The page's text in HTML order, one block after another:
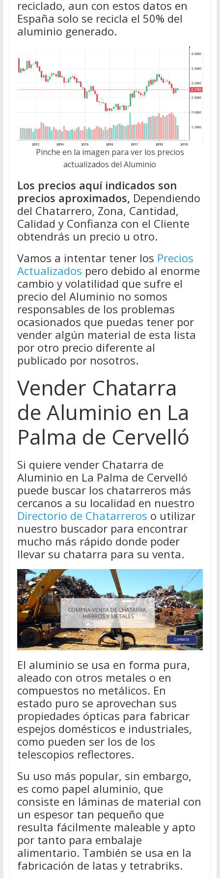
reciclado, aun con estos datos en
España solo se recicla el 50% del
aluminio generado.
Pinche en la imagen para ver los precios
actualizados del Aluminio
Los precios aquí indicados son
precios aproximados, Dependiendo
del Chatarrero, Zona, Cantidad,
Calidad y Confianza con el Cliente
obtendrás un precio u otro.
Vamos a intentar tener los Precios
Actualizados pero debido al enorme
cambio y volatilidad que sufre el
precio del Aluminio no somos
responsables de los problemas
ocasionados que puedas tener por
vender algún material de esta lista
por otro precio diferente al
publicado por nosotros.
Vender Chatarra
de Aluminio en La
Palma de Cervelló
Si quiere vender Chatarra de
Aluminio en La Palma de Cervelló
puede buscar los chatarreros más
cercanos a su localidad en nuestro
Directorio de Chatarreros o utilizar
nuestro buscador para encontrar
mucho más rápido donde poder
llevar su chatarra para su venta.
El aluminio se usa en forma pura,
aleado con otros metales o en
compuestos no metálicos. En
estado puro se aprovechan sus
propiedades ópticas para fabricar
espejos domésticos e industriales,
como pueden ser los de los
telescopios reflectores.
Su uso más popular, sin embargo,
es como papel aluminio, que
consiste en láminas de material con
un espesor tan pequeño que
resulta fácilmente maleable y apto
por tanto para embalaje
alimentario. También se usa en la
fabricación de latas y tetrabriks.